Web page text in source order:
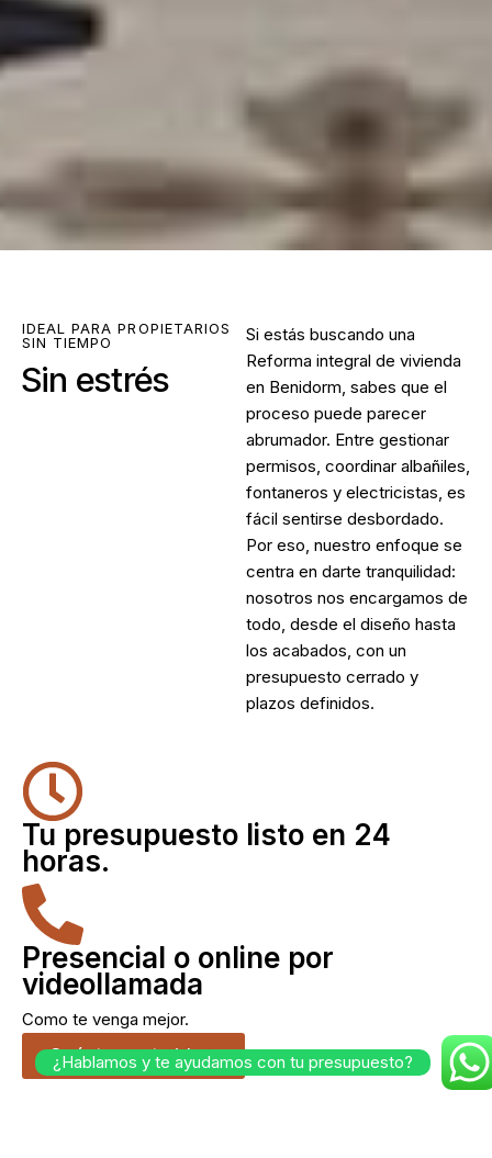
IDEAL PARA PROPIETARIOS
SIN TIEMPO
Sin estrés
Si estás buscando una
Reforma integral de vivienda
en Benidorm, sabes que el
proceso puede parecer
abrumador. Entre gestionar
permisos, coordinar albañiles,
fontaneros y electricistas, es
fácil sentirse desbordado.
Por eso, nuestro enfoque se
centra en darte tranquilidad:
nosotros nos encargamos de
todo, desde el diseño hasta
los acabados, con un
presupuesto cerrado y
plazos definidos.
Tu presupuesto listo en 24
horas.
Presencial o online por
videollamada
Como te venga mejor.
Cuéntanos tu idea.
¿Hablamos y te ayudamos con tu presupuesto?